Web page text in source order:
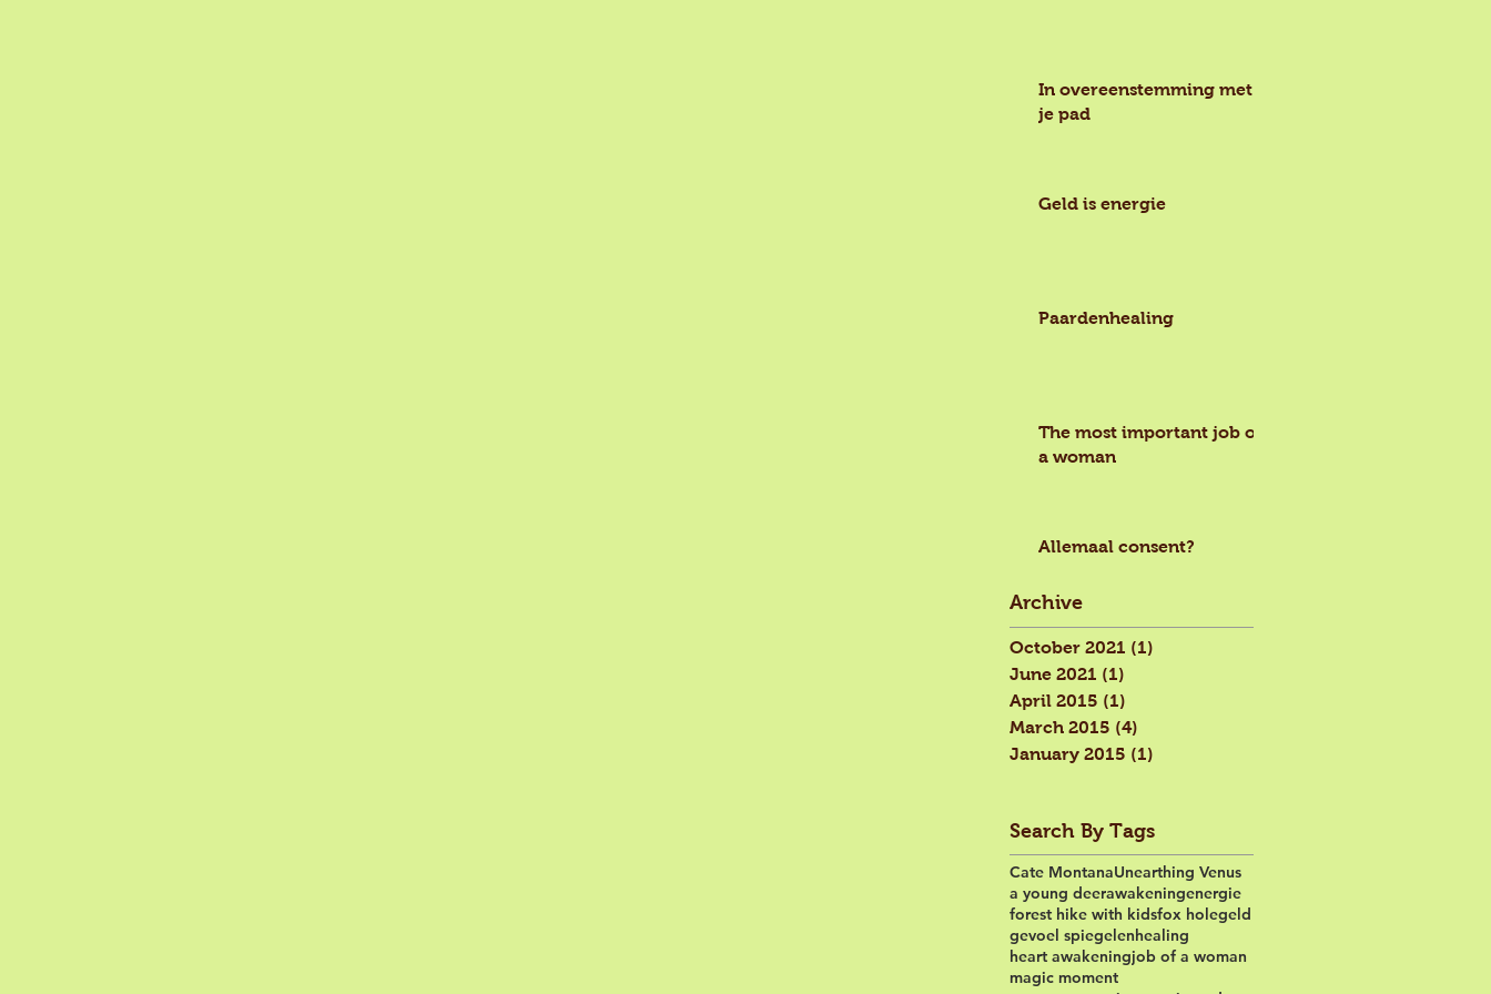
In overeenstemming met
je pad
Geld is energie
Paardenhealing
The most important job of
a woman
Allemaal consent?
Archive
October 2021 (1)
June 2021 (1)
April 2015 (1)
March 2015 (4)
January 2015 (1)
Search By Tags
Cate MontanaUnearthing Venus
a young deerawakeningenergie
forest hike with kidsfox holegeld
gevoel spiegelenhealing
heart awakeningjob of a woman
magic moment